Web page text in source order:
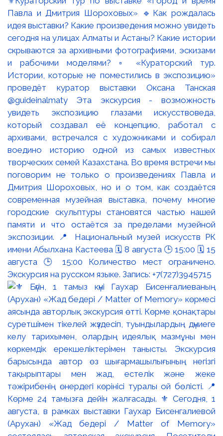
Павла и Дмитрия Шороховых» 🔹Как рождалась
идея выставки? Какие произведения можно увидеть
сегодня на улицах Алматы и Астаны? Какие истории
скрываются за архивными фотографиями, эскизами
и рабочими моделями? ▫️ «Кураторский тур.
Истории, которые не поместились в экспозицию»
проведёт куратор выставки Оксана Танская
@guideinalmaty Эта экскурсия - возможность
увидеть экспозицию глазами искусствоведа,
который создавал её концепцию, работал с
архивами, встречался с художниками и собирал
воедино историю одной из самых известных
творческих семей Казахстана. Во время встречи мы
поговорим не только о произведениях Павла и
Дмитрия Шороховых, но и о том, как создаётся
современная музейная выставка, почему многие
городские скульптуры становятся частью нашей
памяти и что остаётся за пределами музейной
экспозиции. 📍 Национальный музей искусств РК
имени Абылхана Кастеева 🗓 8 августа 🕒 15:00 🗓 15
августа 🕒 15:00 Количество мест ограничено.
Экскурсия на русском языке. Запись: +7(727)3945715